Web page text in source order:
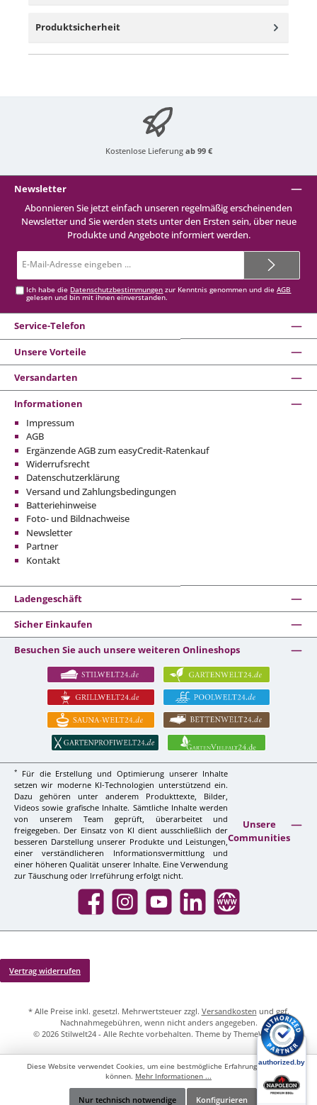
Produktsicherheit
Kostenlose Lieferung ab 99 €
Newsletter
Abonnieren Sie jetzt einfach unseren regelmäßig erscheinenden
Newsletter und Sie werden stets unter den Ersten sein, über neue
Produkte und Angebote informiert werden.
Mail-
Ich habe die Datenschutzbestimmungen zur Kenntnis genommen und dieAGB
gelesen und bin mit ihnen einverstanden.
Service-Telefon
Unsere Vorteile
Versandarten
Informationen
Impressum
AGB
Ergänzende AGB zum easyCredit-Ratenkauf
Widerrufsrecht
Datenschutzerklärung
Versand und Zahlungsbedingungen
Batteriehinweise
Foto- und Bildnachweise
Newsletter
Partner
Kontakt
Ladengeschäft
Sicher Einkaufen
Besuchen Sie auch unsere weiteren Onlineshops
*
Für die Erstellung und Optimierung unserer Inhalte
setzen wir moderne KI-Technologien unterstützend ein.
Dazu gehören unter anderem Produkttexte, Bilder,
Videos sowie grafische Inhalte. Sämtliche Inhalte werden
von unserem Team geprüft, überarbeitet und
freigegeben. Der Einsatz von KI dient ausschließlich der
besseren Darstellung unserer Produkte und Leistungen,
einer verständlicheren Informationsvermittlung und
einer höheren Qualität unserer Inhalte. Eine Verwendung
zur Täuschung oder Irreführung erfolgt nicht.
Unsere
Communities
Facebook InstagramYouTube LinkedIn Website
Vertrag widerrufen
* Alle Preise inkl. gesetzl. Mehrwertsteuer zzgl. Versandkosten und ggf.
Nachnahmegebühren, wenn nicht anders angegeben.
© 2026 Stilwelt24 - Alle Rechte vorbehalten. Theme by ThemeWare®
Diese Website verwendet Cookies, um eine bestmögliche Erfahrung bieten zu
können. Mehr Informationen ...
Nur technisch notwendige Konfigurieren